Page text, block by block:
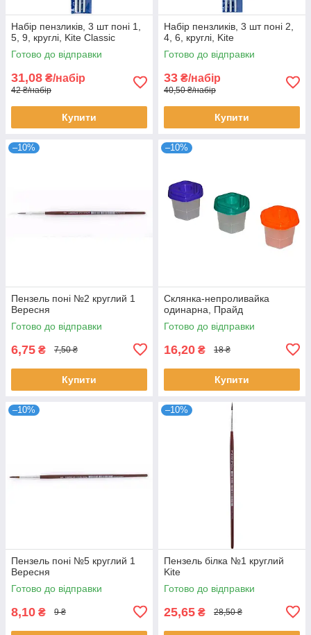
Набір пензликів, 3 шт поні 1,
5, 9, круглі, Kite Classic
Готово до відправки
31,08 ₴/набір
42 ₴/набір
Купити
Набір пензликів, 3 шт поні 2,
4, 6, круглі, Kite
Готово до відправки
33 ₴/набір
40,50 ₴/набір
Купити
–10%
Пензель поні №2 круглий 1
Вересня
Готово до відправки
6,75 ₴ 7,50 ₴
Купити
–10%
Склянка-непроливайка
одинарна, Прайд
Готово до відправки
16,20 ₴ 18 ₴
Купити
–10%
Пензель поні №5 круглий 1
Вересня
Готово до відправки
8,10 ₴ 9 ₴
–10%
Пензель білка №1 круглий
Kite
Готово до відправки
25,65 ₴ 28,50 ₴